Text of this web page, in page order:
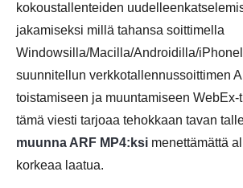
kokoustallenteiden
jakamiseksi millä tahansa soittimella
Windowsilla/Macilla/Androidilla/
suunnitellun verkkotallennussoittimen
toistamiseen ja muuntamiseen
tämä viesti tarjoaa tehokkaan tavan
muunna ARF MP4:ksi menettämättä
korkeaa laatua.